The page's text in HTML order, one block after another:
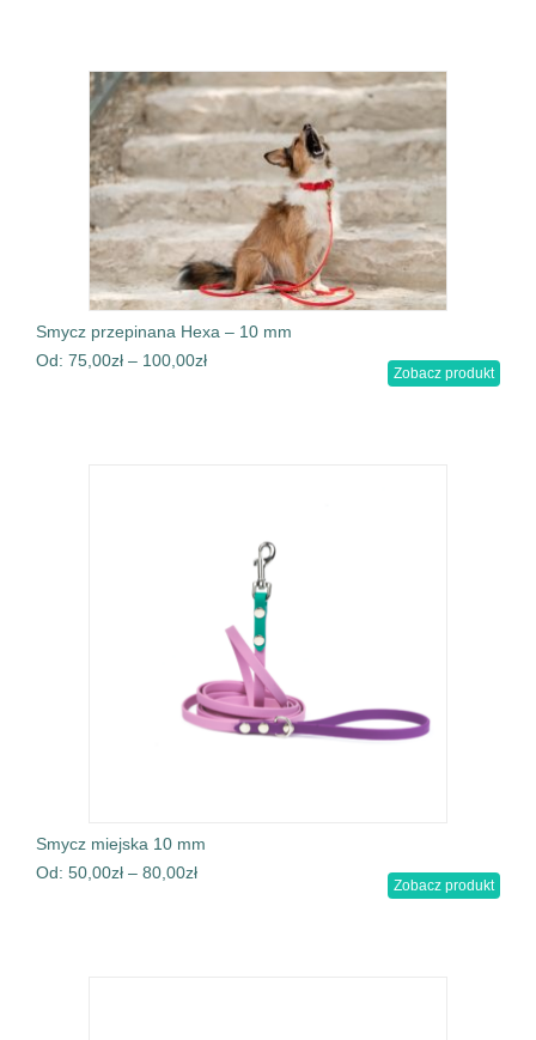
Smycz przepinana Hexa – 10 mm
Od: 75,00zł – 100,00zł
Zobacz produkt
Smycz miejska 10 mm
Od: 50,00zł – 80,00zł
Zobacz produkt